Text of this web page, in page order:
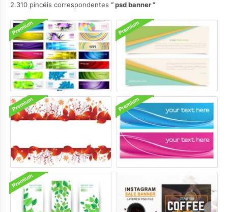
2.310 pincéis correspondentes
psd banner